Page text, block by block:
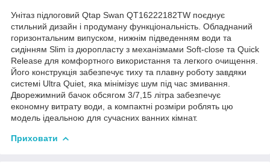
Унітаз підлоговий Qtap Swan QT16222182TW поєднує
стильний дизайн і продуману функціональність. Обладнаний
горизонтальним випуском, нижнім підведенням води та
сидінням Slim із дюропласту з механізмами Soft-close та Quick
Release для комфортного використання та легкого очищення.
Його конструкція забезпечує тиху та плавну роботу завдяки
системі Ultra Quiet, яка мінімізує шум під час змивання.
Дворежимний бачок обсягом 3/7,15 літра забезпечує
економну витрату води, а компактні розміри роблять цю
модель ідеальною для сучасних ванних кімнат.
Приховати